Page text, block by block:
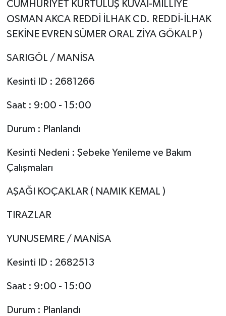
CUMHURİYET KURTULUŞ KUVAİ-MİLLİYE
OSMAN AKCA REDDİ İLHAK CD. REDDİ-İLHAK
SEKİNE EVREN SÜMER ORAL ZİYA GÖKALP )
SARIGÖL / MANİSA
Kesinti ID : 2681266
Saat : 9:00 - 15:00
Durum : Planlandı
Kesinti Nedeni : Şebeke Yenileme ve Bakım
Çalışmaları
AŞAĞI KOÇAKLAR ( NAMIK KEMAL )
TIRAZLAR
YUNUSEMRE / MANİSA
Kesinti ID : 2682513
Saat : 9:00 - 15:00
Durum : Planlandı